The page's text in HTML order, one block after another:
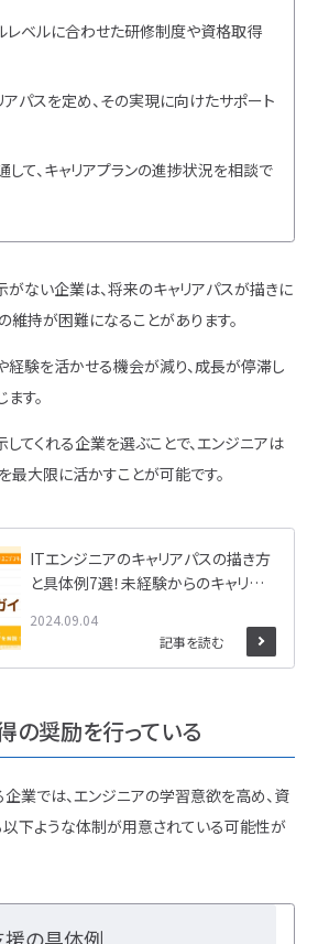
レベルに合わせた研修制度や資格取得
パスを定め、その実現に向けたサポート
て、キャリアプランの進捗状況を相談で
がない企業は、将来のキャリアパスが描きに
維持が困難になることがあります。
経験を活かせる機会が減り、成長が停滞し
す。
してくれる企業を選ぶことで、エンジニアは
最大限に活かすことが可能です。
2024.09.04
ITエンジニアのキャリアパスの描き方
と具体例7選！未経験からのキャリア
記事を読む
の奨励を行っている
業では、エンジニアの学習意欲を高め、資
下ような体制が用意されている可能性が